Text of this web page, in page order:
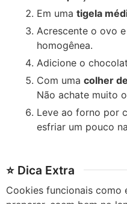
Em umatigela
Acrescente o ovo
homogênea.
Adicione o
Com umacolher
Não achate muito
Leve ao forno por
esfriar um pouco
⭐ Dica Extra
Cookies funcionais como